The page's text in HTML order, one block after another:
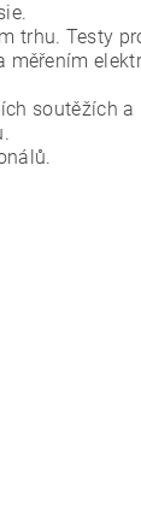
trhu. Testy
měřením
soutěžích a